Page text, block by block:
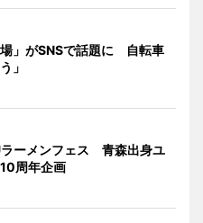
」がSNSで話題に 自転車
」
ラーメンフェス 青森出身ユ
周年企画